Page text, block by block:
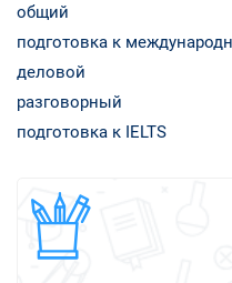
общий
подготовка к
деловой
разговорный
подготовка к IELTS